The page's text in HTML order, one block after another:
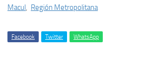
Macul , Región Metropolitana
Facebook Twitter WhatsApp